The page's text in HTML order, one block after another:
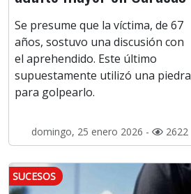
Se presume que la víctima, de 67
años, sostuvo una discusión con
el aprehendido. Este último
supuestamente utilizó una piedra
para golpearlo.
domingo, 25 enero 2026 - 2622
SUCESOS